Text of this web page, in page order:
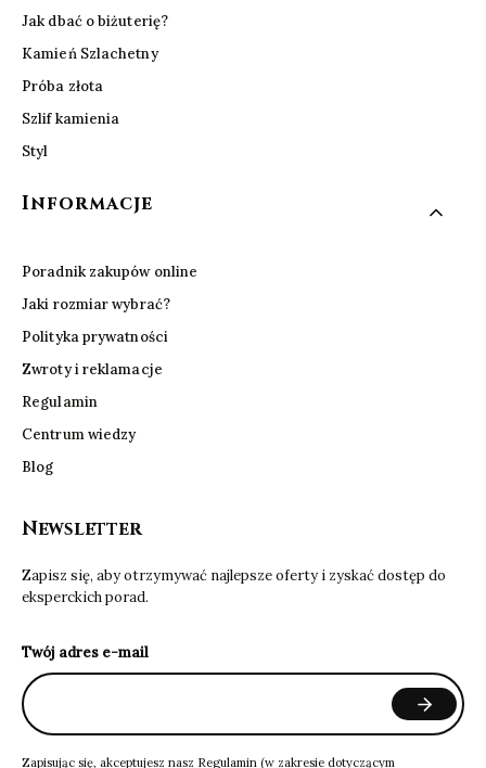
Jak dbać o biżuterię?
Kamień Szlachetny
Próba złota
Szlif kamienia
Styl
Informacje
Poradnik zakupów online
Jaki rozmiar wybrać?
Polityka prywatności
Zwroty i reklamacje
Regulamin
Centrum wiedzy
Blog
Newsletter
Zapisz się, aby otrzymywać najlepsze oferty i zyskać dostęp do
eksperckich porad.
Twój adres e-mail
Zapisując się, akceptujesz nasz Regulamin (w zakresie dotyczącym